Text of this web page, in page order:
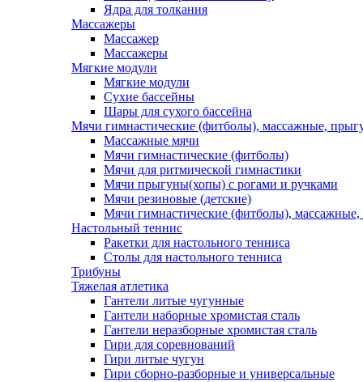
Ядра для толкания
Массажеры
Массажер
Массажеры
Мягкие модули
Мягкие модули
Сухие бассейны
Шары для сухого бассейна
Мячи гимнастические (фитболы), массажные,
Массажные мячи
Мячи гимнастические (фитболы)
Мячи для ритмической гимнастики
Мячи прыгуны(хопы) с рогами и ручками
Мячи резиновые (детские)
Мячи гимнастические (фитболы),
Настольный теннис
Ракетки для настольного тенниса
Столы для настольного тенниса
Трибуны
Тяжелая атлетика
Гантели литые чугунные
Гантели наборные хромистая сталь
Гантели неразборные хромистая сталь
Гири для соревнований
Гири литые чугун
Гири сборно-разборные и универсальные